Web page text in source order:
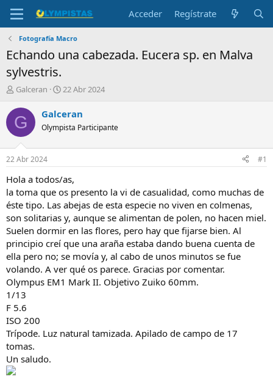
Acceder Regístrate
Fotografía Macro
Echando una cabezada. Eucera sp. en Malva
sylvestris.
I
i
c
a
d
o
r
d
e
l
t
e
m
a
Galceran
F
c
h
a
i
n
c
i
o
22 Abr 2024
G Galceran
Olympista Participante
22 Abr 2024 #1
Hola a todos/as,
la toma que os presento la vi de casualidad, como muchas de
éste tipo. Las abejas de esta especie no viven en colmenas,
son solitarias y, aunque se alimentan de polen, no hacen miel.
Suelen dormir en las flores, pero hay que fijarse bien. Al
principio creí que una araña estaba dando buena cuenta de
ella pero no; se movía y, al cabo de unos minutos se fue
volando. A ver qué os parece. Gracias por comentar.
Olympus EM1 Mark II. Objetivo Zuiko 60mm.
1/13
F 5.6
ISO 200
Trípode. Luz natural tamizada. Apilado de campo de 17
tomas.
Un saludo.